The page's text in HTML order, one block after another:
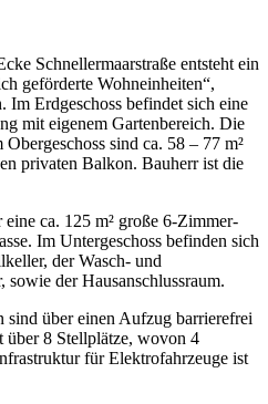
Schnellermaarstraße entsteht ein
geförderte Wohneinheiten“,
Erdgeschoss befindet sich eine
mit eigenem Gartenbereich. Die
sind ca. 58 – 77 m²
privaten Balkon. Bauherr ist die
ca. 125 m² große 6-Zimmer-
Im Untergeschoss befinden sich
der Wasch- und
der Hausanschlussraum.
über einen Aufzug barrierefrei
über 8 Stellplätze, wovon 4
für Elektrofahrzeuge ist